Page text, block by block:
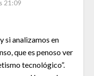
21:09
si analizamos en
que es penoso ver
tecnológico”.